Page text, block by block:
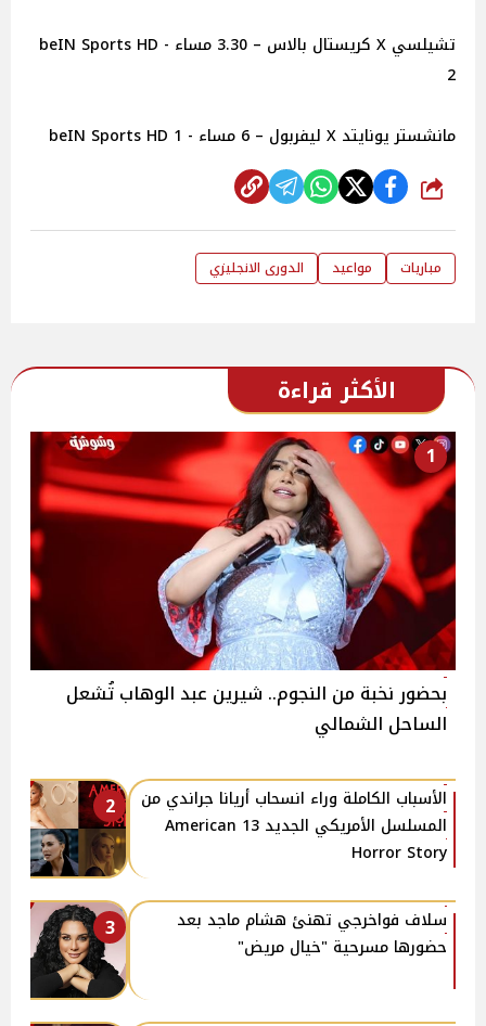
تشيلسي X كريستال بالاس – 3.30 مساء - beIN Sports HD
2
مانشستر يونايتد X ليفربول – 6 مساء - beIN Sports HD 1
شارك
مباريات مواعيد الدورى الانجليزي
الأكثر قراءة
1
بحضور نخبة من النجوم.. شيرين عبد الوهاب تُشعل
الساحل الشمالي
2
الأسباب الكاملة وراء انسحاب أريانا جراندي من
المسلسل الأمريكي الجديد 13 American
Horror Story
3
سلاف فواخرجي تهنئ هشام ماجد بعد
حضورها مسرحية "خيال مريض"